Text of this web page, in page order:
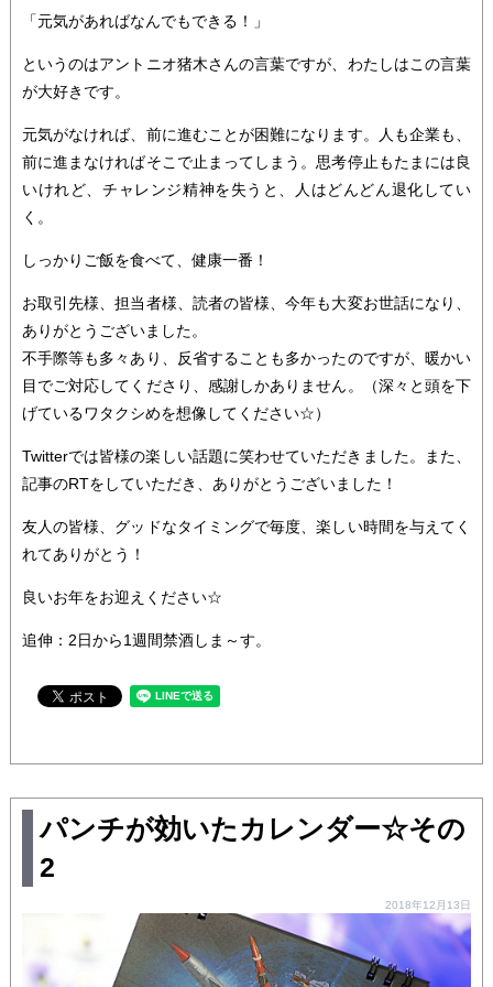
「元気があればなんでもできる！」
というのはアントニオ猪木さんの言葉ですが、わたしはこの言葉
が大好きです。
元気がなければ、前に進むことが困難になります。人も企業も、
前に進まなければそこで止まってしまう。思考停止もたまには良
いけれど、チャレンジ精神を失うと、人はどんどん退化してい
く。
しっかりご飯を食べて、健康一番！
お取引先様、担当者様、読者の皆様、今年も大変お世話になり、
ありがとうございました。
不手際等も多々あり、反省することも多かったのですが、暖かい
目でご対応してくださり、感謝しかありません。（深々と頭を下
げているワタクシめを想像してください☆）
Twitterでは皆様の楽しい話題に笑わせていただきました。また、
記事のRTをしていただき、ありがとうございました！
友人の皆様、グッドなタイミングで毎度、楽しい時間を与えてく
れてありがとう！
良いお年をお迎えください☆
追伸：2日から1週間禁酒しま～す。
パンチが効いたカレンダー☆その
2
2018年12月13日